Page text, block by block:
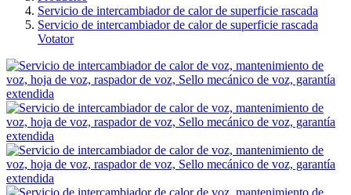
Servicio de intercambiador de calor de superficie rascada
Servicio de intercambiador de calor de superficie rascada
Votator